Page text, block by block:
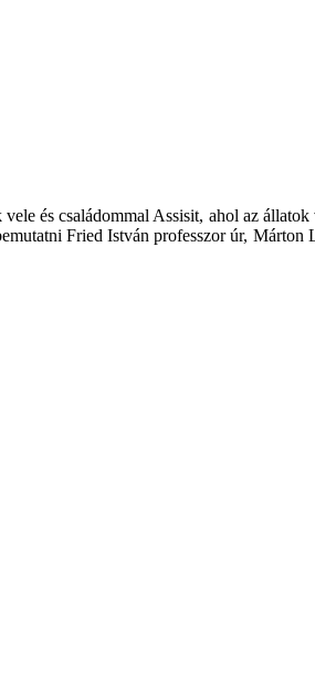
és családommal Assisit, ahol az
Fried István professzor úr,